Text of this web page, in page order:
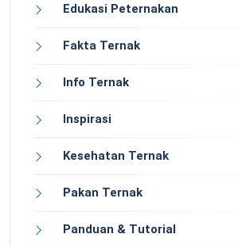
Edukasi Peternakan
Fakta Ternak
Info Ternak
Inspirasi
Kesehatan Ternak
Pakan Ternak
Panduan & Tutorial